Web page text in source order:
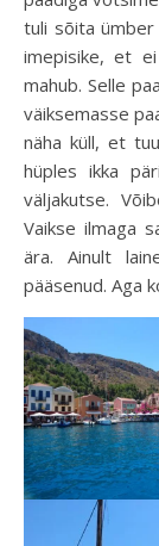
tuli sõita ümber
imepisike, et
mahub. Selle
väiksemasse
näha küll, et
hüples ikka
väljakutse.
Vaikse ilmaga
ära. Ainult
pääsenud. Aga